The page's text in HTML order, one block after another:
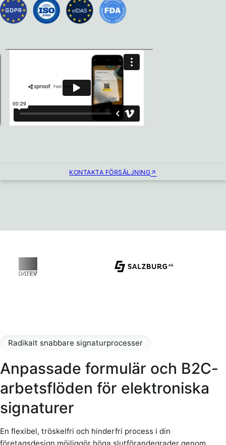
KONTAKTA FÖRSÄLJNING
Anpassade formulär och B2C-
arbetsflöden för elektroniska
signaturer
Radikalt snabbare signaturprocesser
En flexibel, tröskelfri och hinderfri process i din